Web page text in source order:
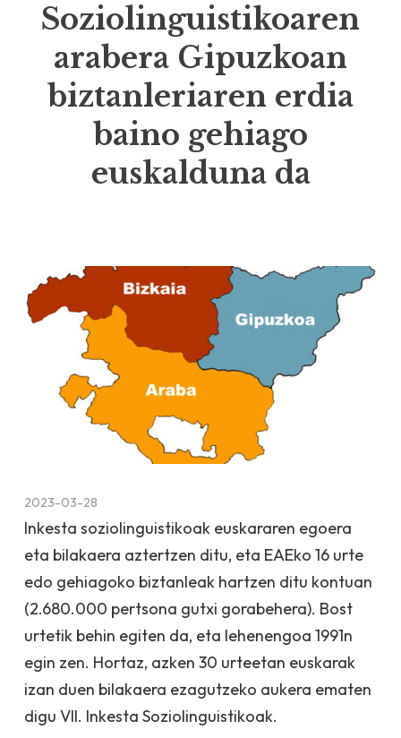
Soziolinguistikoaren
arabera Gipuzkoan
biztanleriaren erdia
baino gehiago
euskalduna da
2023-03-28
Inkesta soziolinguistikoak euskararen egoera
eta bilakaera aztertzen ditu, eta EAEko 16 urte
edo gehiagoko biztanleak hartzen ditu kontuan
(2.680.000 pertsona gutxi gorabehera). Bost
urtetik behin egiten da, eta lehenengoa 1991n
egin zen. Hortaz, azken 30 urteetan euskarak
izan duen bilakaera ezagutzeko aukera ematen
digu VII. Inkesta Soziolinguistikoak.